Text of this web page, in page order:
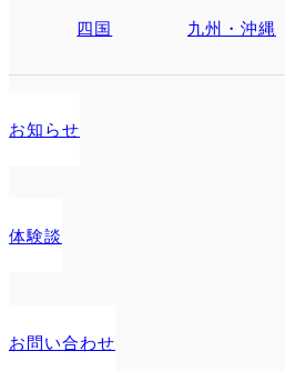
四国 九州・沖縄
お知らせ
体験談
お問い合わせ